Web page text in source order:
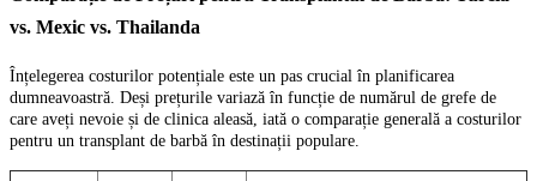
vs. Mexic vs. Thailanda
Înțelegerea costurilor potențiale este un pas crucial în planificarea
dumneavoastră. Deși prețurile variază în funcție de numărul de grefe de
care aveți nevoie și de clinica aleasă, iată o comparație generală a costurilor
pentru un transplant de barbă în destinații populare.